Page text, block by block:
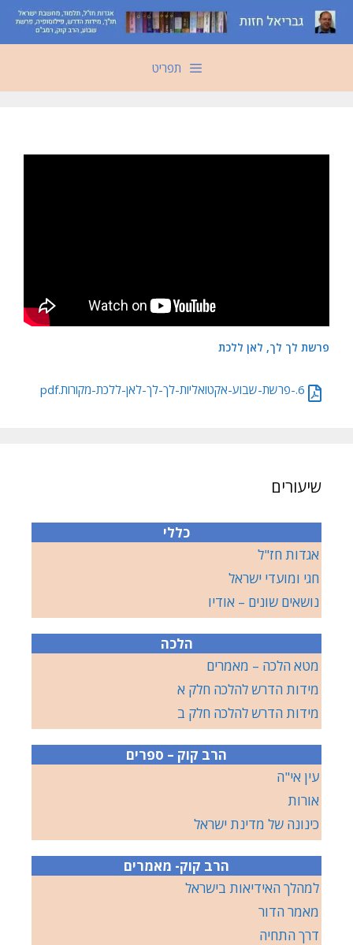
לדלג
לתוכן
תפריט
פרשת לך לך, לאן ללכת
6.-פרשת-שבוע-אקטואליות-לך-לך-לאן-ללכת-מקורות.pdf
שיעורים
כללי
אגדות חז"ל
חגי ומועדי ישראל
נושאים שונים – אודיו
הלכה
מטא הלכה – מאמרים
מידות הדרש להלכה חלק א
מידות הדרש להלכה חלק ב
הרב קוק – ספרים
עין אי"ה
אורות
כינונה של מדינת ישראל
הרב קוק- מאמרים
למהלך האידיאות בישראל
מאמר הדור
דרך התחיה